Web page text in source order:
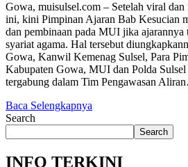
Gowa, muisulsel.com – Setelah viral dan
ini, kini Pimpinan Ajaran Bab Kesucian
dan pembinaan pada MUI jika ajarannya
syariat agama. Hal tersebut
Gowa, Kanwil Kemenag Sulsel, Para
Kabupaten Gowa, MUI dan Polda Sulsel
tergabung dalam Tim Pengawasan
Baca Selengkapnya
Search
Search
INFO TERKINI